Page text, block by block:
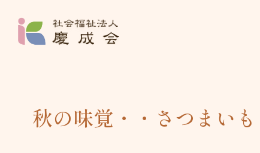
秋の味覚・・さつまい